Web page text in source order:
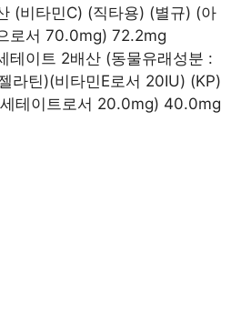
(비타민C) (직타용) (별규) (아
로서 70.0mg) 72.2mg
테이트 2배산 (동물유래성분 :
라틴)(비타민E로서 20IU) (KP)
테이트로서 20.0mg) 40.0mg